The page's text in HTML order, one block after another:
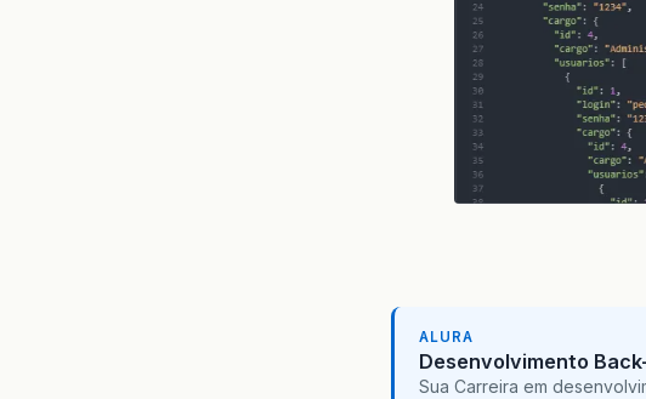
ALURA
Desenvolvimento
Sua Carreira em